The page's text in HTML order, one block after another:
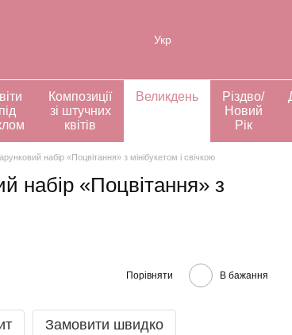
Укр
під
Композиції
зі штучних
квітів
Великдень
Різдво/
Новий
Рік
набір «Поцвітання» з мінібукетом і свічкою
набір «Поцвітання» з
Порівняти В бажання
Замовити швидко